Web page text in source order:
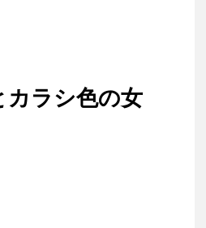
カラシ色の女